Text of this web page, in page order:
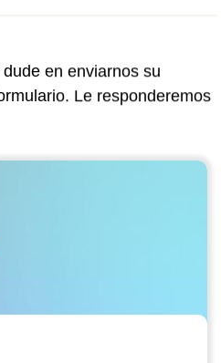
dude en enviarnos su
Le responderemos